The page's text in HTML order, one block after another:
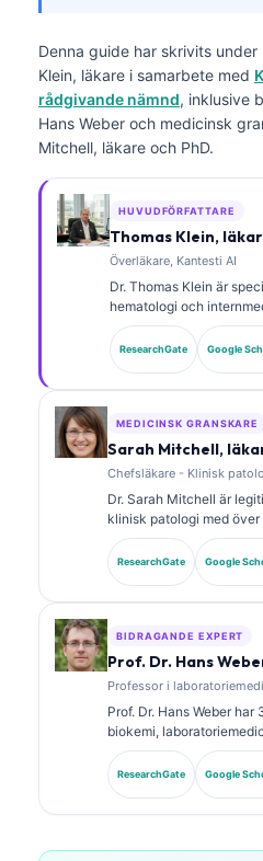
Denna guide har skrivits under
Klein, läkare i samarbete med
rådgivande nämnd, inklusive
Hans Weber och medicinsk
Mitchell, läkare och PhD.
HUVUDFÖRFATTARE
Thomas Klein,
Överläkare, Kantesti AI
Dr. Thomas Klein är
hematologi och
styrelsen, med över 15
laboratoriemedicin och
Som Chief Medical
publicerat om tolkning
laboratoriediagnostik.
ResearchGate Google
MEDICINSK GRANSKARE
Sarah Mitchell,
Chefsläkare - Klinisk
Dr. Sarah Mitchell är
klinisk patologi med
laboratoriemedicin och
specialcertifieringar inom
publicerat omfattande
ResearchGate Google
BIDRAGANDE EXPERT
Prof. Dr. Hans
Professor i
Prof. Dr. Hans Weber
biokemi,
Tidigare president för
Chemistry, och han
diagnostiska paneler,
ResearchGate Google